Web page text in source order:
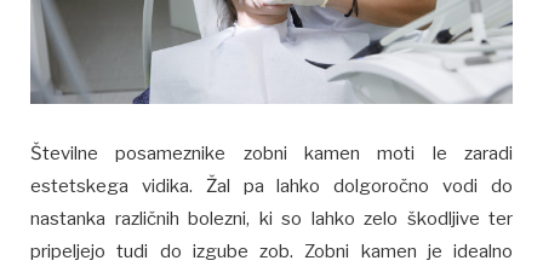
Številne posameznike zobni kamen moti le zaradi
estetskega vidika. Žal pa lahko dolgoročno vodi do
nastanka različnih bolezni, ki so lahko zelo škodljive ter
pripeljejo tudi do izgube zob. Zobni kamen je idealno